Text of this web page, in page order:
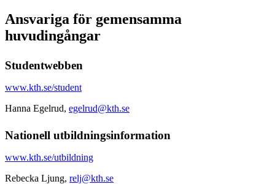
Ansvariga för gemensamma
huvudingångar
Studentwebben
www.kth.se/student
Hanna Egelrud, egelrud@kth.se
Nationell utbildningsinformation
www.kth.se/utbildning
Rebecka Ljung, relj@kth.se